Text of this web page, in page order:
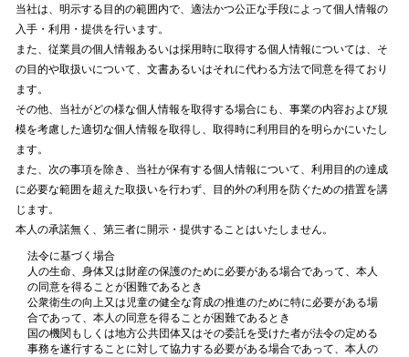
当社は、明示する目的の範囲内で、適法かつ公正な手段によって個人情報の
入手・利用・提供を行います。
また、従業員の個人情報あるいは採用時に取得する個人情報については、そ
の目的や取扱いについて、文書あるいはそれに代わる方法で同意を得ており
ます。
その他、当社がどの様な個人情報を取得する場合にも、事業の内容および規
模を考慮した適切な個人情報を取得し、取得時に利用目的を明らかにいたし
ます。
また、次の事項を除き、当社が保有する個人情報について、利用目的の達成
に必要な範囲を超えた取扱いを行わず、目的外の利用を防ぐための措置を講
じます。
本人の承諾無く、第三者に開示・提供することはいたしません。
法令に基づく場合
人の生命、身体又は財産の保護のために必要がある場合であって、本人
の同意を得ることが困難であるとき
公衆衛生の向上又は児童の健全な育成の推進のために特に必要がある場
合であって、本人の同意を得ることが困難であるとき
国の機関もしくは地方公共団体又はその委託を受けた者が法令の定める
事務を遂行することに対して協力する必要がある場合であって、本人の